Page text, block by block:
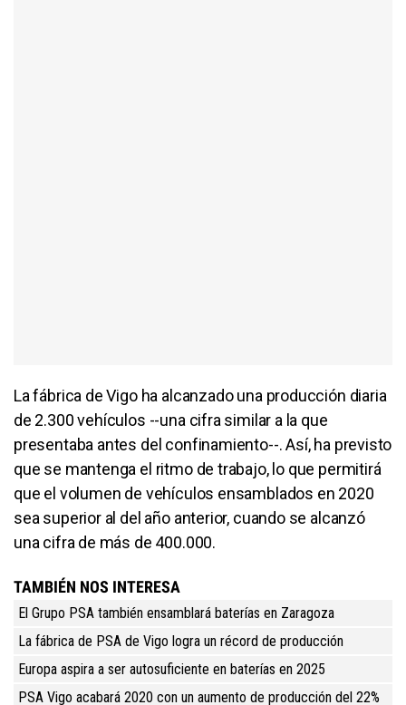
La fábrica de Vigo ha alcanzado una producción diaria
de 2.300 vehículos --una cifra similar a la que
presentaba antes del confinamiento--. Así, ha previsto
que se mantenga el ritmo de trabajo, lo que permitirá
que el volumen de vehículos ensamblados en 2020
sea superior al del año anterior, cuando se alcanzó
una cifra de más de 400.000.
TAMBIÉN NOS INTERESA
El Grupo PSA también ensamblará baterías en Zaragoza
La fábrica de PSA de Vigo logra un récord de producción
Europa aspira a ser autosuficiente en baterías en 2025
PSA Vigo acabará 2020 con un aumento de producción del 22%